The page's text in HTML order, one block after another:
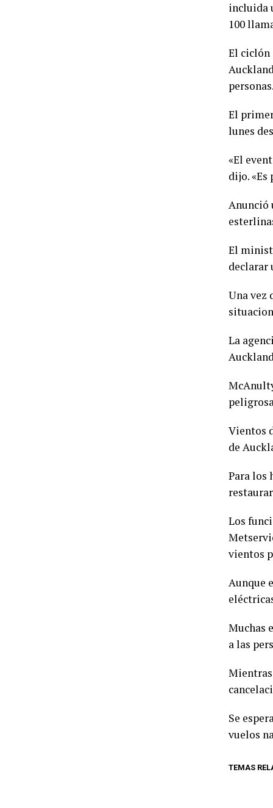
incluida
100
El ciclón
El
lunes
«El
dijo. «Es
Anunció
El
declarar
Una vez
La
Vientos
de
Para los
Los
vientos
Aunque
Muchas
a las
Se
vuelos
TEMAS